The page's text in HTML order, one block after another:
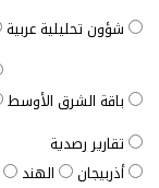
شؤون تحليلية عربية
باقة الشرق الأوسط
تقارير رصدية
أذربيجان
الهند